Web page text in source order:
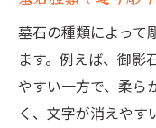
墓石の種類によって
ます。例えば、御影
やすい一方で、柔ら
く、文字が消えやす